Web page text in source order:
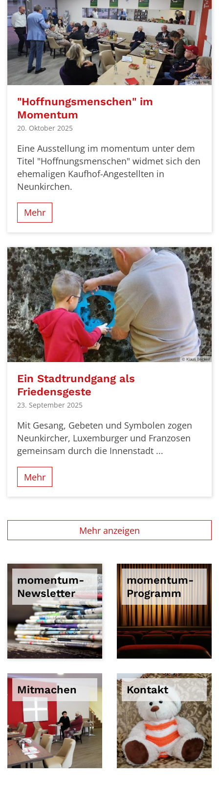
© Oliver Hilt
"Hoffnungsmenschen" im
Momentum
20. Oktober 2025
Eine Ausstellung im momentum unter dem
Titel "Hoffnungsmenschen" widmet sich den
ehemaligen Kaufhof-Angestellten in
Neunkirchen.
Mehr
© Klaus Becker
Ein Stadtrundgang als
Friedensgeste
23. September 2025
Mit Gesang, Gebeten und Symbolen zogen
Neunkircher, Luxemburger und Franzosen
gemeinsam durch die Innenstadt ...
Mehr
Mehr anzeigen
momentum-
Newsletter
momentum-
Programm
Mitmachen Kontakt